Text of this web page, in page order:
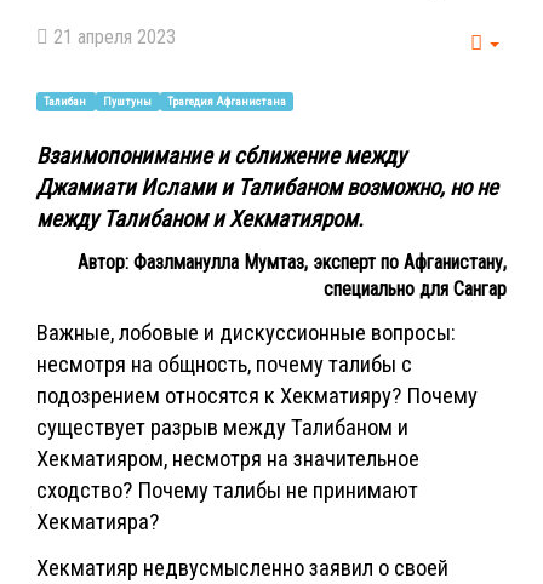
21 апреля 2023
Талибан Пуштуны Трагедия Афганистана
Взаимопонимание и сближение между
Джамиати Ислами и Талибаном возможно, но не
между Талибаном и Хекматияром.
Автор: Фазлманулла Мумтаз, эксперт по Афганистану,
специально для Сангар
Важные, лобовые и дискуссионные вопросы:
несмотря на общность, почему талибы с
подозрением относятся к Хекматияру? Почему
существует разрыв между Талибаном и
Хекматияром, несмотря на значительное
сходство? Почему талибы не принимают
Хекматияра?
Хекматияр недвусмысленно заявил о своей